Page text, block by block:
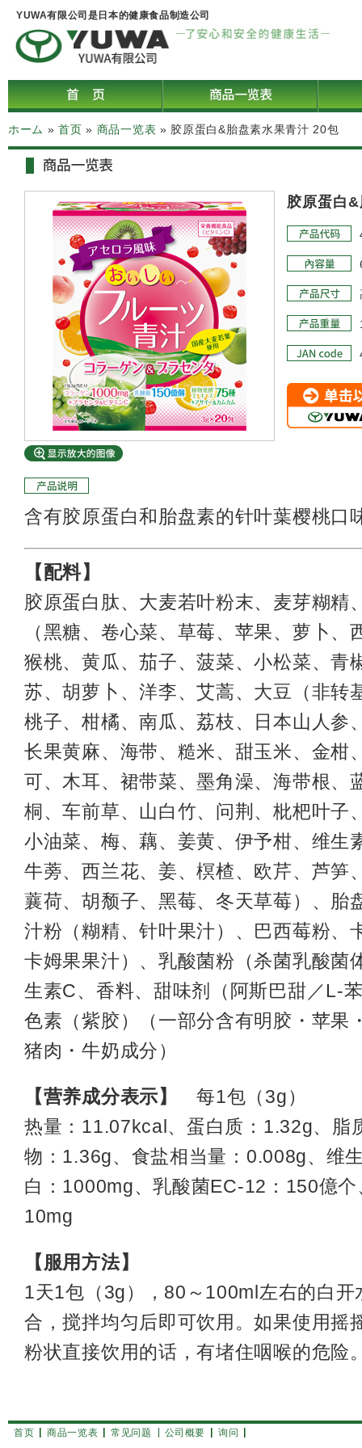
YUWA有限公司是日本的健康食品制造公司
ホーム »首页 » 商品一览表 » 胶原蛋白&胎盘素水果青汁 20包
胶原蛋白
含有胶原蛋白和胎盘素的针叶葉樱桃口
【配料】
胶原蛋白肽、大麦若叶粉末、麦芽糊精
（黑糖、卷心菜、草莓、苹果、萝卜
猴桃、黄瓜、茄子、菠菜、小松菜、青
苏、胡萝卜、洋李、艾蒿、大豆（非转
桃子、柑橘、南瓜、荔枝、日本山人参
长果黄麻、海带、糙米、甜玉米、金柑
可、木耳、裙带菜、墨角澡、海带根、
桐、车前草、山白竹、问荆、枇杷叶子
小油菜、梅、藕、姜黄、伊予柑、维生
牛蒡、西兰花、姜、榠楂、欧芹、芦笋
蘘荷、胡颓子、黑莓、冬天草莓）、胎
汁粉（糊精、针叶果汁）、巴西莓粉、
卡姆果果汁）、乳酸菌粉（杀菌乳酸菌
生素C、香料、甜味剂（阿斯巴甜／L-
色素（紫胶）（一部分含有明胶・苹果
猪肉・牛奶成分）
【营养成分表示】
每1包（3g）
热量：11.07kcal、蛋白质：1.32g、脂
物：1.36g、食盐相当量：0.008g、维
白：1000mg、乳酸菌EC-12：150億
10mg
【服用方法】
1天1包（3g），80～100ml左右的白
合，搅拌均匀后即可饮用。如果使用摇
粉状直接饮用的话，有堵住咽喉的危险
首页 商品一览表 常见问题 公司概要 询问